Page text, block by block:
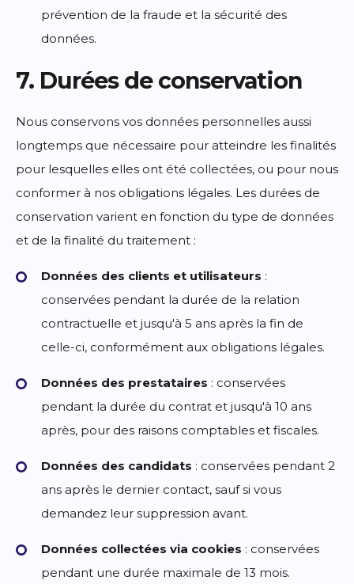
prévention de la fraude et la sécurité des
données.
7. Durées de conservation
Nous conservons vos données personnelles aussi
longtemps que nécessaire pour atteindre les finalités
pour lesquelles elles ont été collectées, ou pour nous
conformer à nos obligations légales. Les durées de
conservation varient en fonction du type de données
et de la finalité du traitement :
Données des clients et utilisateurs :
conservées pendant la durée de la relation
contractuelle et jusqu'à 5 ans après la fin de
celle-ci, conformément aux obligations légales.
Données des prestataires : conservées
pendant la durée du contrat et jusqu'à 10 ans
après, pour des raisons comptables et fiscales.
Données des candidats : conservées pendant 2
ans après le dernier contact, sauf si vous
demandez leur suppression avant.
Données collectées via cookies : conservées
pendant une durée maximale de 13 mois.